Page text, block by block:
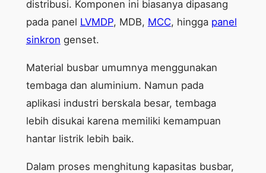
distribusi. Komponen ini biasanya dipasang
pada panel LVMDP, MDB, MCC, hingga panel
sinkron genset.
Material busbar umumnya menggunakan
tembaga dan aluminium. Namun pada
aplikasi industri berskala besar, tembaga
lebih disukai karena memiliki kemampuan
hantar listrik lebih baik.
Dalam proses menghitung kapasitas busbar,